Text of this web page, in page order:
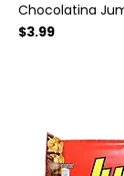
Chocolatina
Precio
$3.99